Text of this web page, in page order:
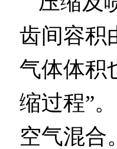
齿间容积
气体体积
缩过程”
空气混合